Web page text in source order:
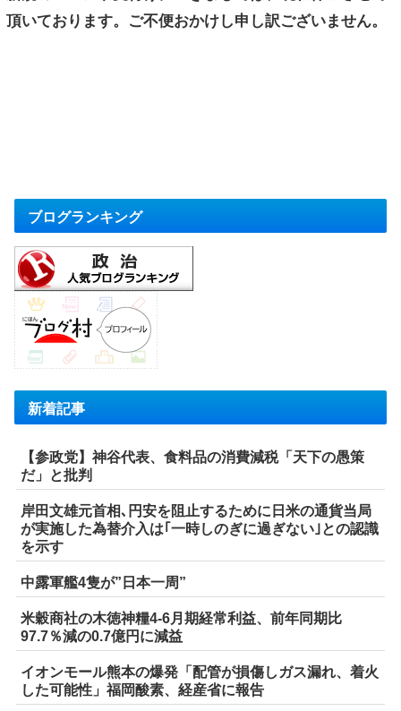
頂いております。ご不便おかけし申し訳ございません。
ブログランキング
新着記事
【参政党】神谷代表、食料品の消費減税「天下の愚策
だ」と批判
岸田文雄元首相､円安を阻止するために日米の通貨当局
が実施した為替介入は｢一時しのぎに過ぎない｣との認識
を示す
中露軍艦4隻が”日本一周”
米穀商社の木徳神糧4-6月期経常利益、前年同期比
97.7％減の0.7億円に減益
イオンモール熊本の爆発「配管が損傷しガス漏れ、着火
した可能性」福岡酸素、経産省に報告